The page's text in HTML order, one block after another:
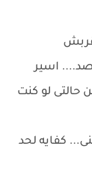
اسير
حالتى لو كنت
كفايه لحد